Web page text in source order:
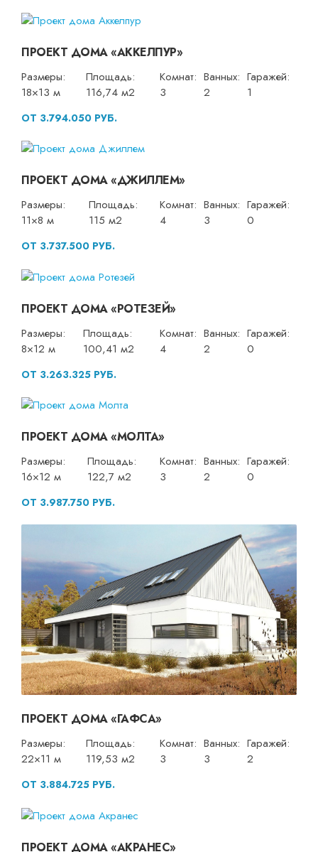
ПРОЕКТ ДОМА «АККЕЛПУР»
Размеры:
18×13 м
Площадь:
116,74 м2
Комнат:
3
Ванных:
2
Гаражей:
1
ОТ 3.794.050 РУБ.
ПРОЕКТ ДОМА «ДЖИЛЛЕМ»
Размеры:
11×8 м
Площадь:
115 м2
Комнат:
4
Ванных:
3
Гаражей:
0
ОТ 3.737.500 РУБ.
ПРОЕКТ ДОМА «РОТЕЗЕЙ»
Размеры:
8×12 м
Площадь:
100,41 м2
Комнат:
4
Ванных:
2
Гаражей:
0
ОТ 3.263.325 РУБ.
ПРОЕКТ ДОМА «МОЛТА»
Размеры:
16×12 м
Площадь:
122,7 м2
Комнат:
3
Ванных:
2
Гаражей:
0
ОТ 3.987.750 РУБ.
ПРОЕКТ ДОМА «ГАФСА»
Размеры:
22×11 м
Площадь:
119,53 м2
Комнат:
3
Ванных:
3
Гаражей:
2
ОТ 3.884.725 РУБ.
ПРОЕКТ ДОМА «АКРАНЕС»